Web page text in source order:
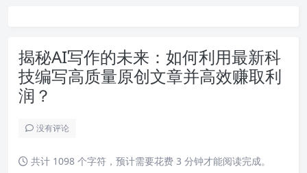
揭秘AI写作的未来：如何利用最新科
技编写高质量原创文章并高效赚取利
润？
没有评论
共计 1098 个字符，预计需要花费 3 分钟才能阅读完成。